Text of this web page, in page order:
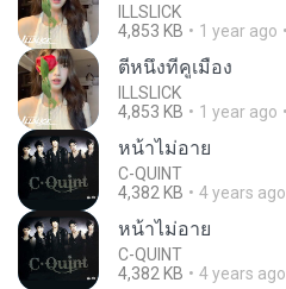
ILLSLICK
4,853 KB
1 year ago
ตีหนึ่งที่คูเมือง
ILLSLICK
4,853 KB
1 year ago
หน้าไม่อาย
C-QUINT
4,382 KB
4 years ago
หน้าไม่อาย
C-QUINT
4,382 KB
4 years ago